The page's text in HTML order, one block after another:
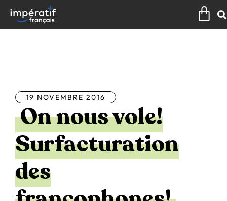
contenu
19 NOVEMBRE 2016
On nous vole!
Surfacturation
des